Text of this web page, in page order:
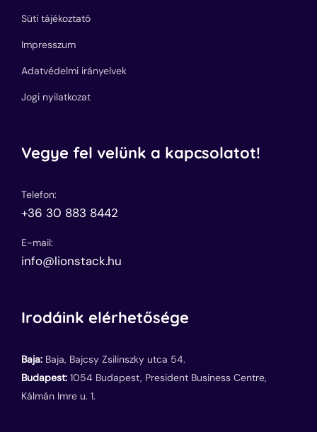
Süti tájékoztató
Impresszum
Adatvédelmi irányelvek
Jogi nyilatkozat
Vegye fel velünk a kapcsolatot!
Telefon:
+36 30 883 8442
E-mail:
info@lionstack.hu
Irodáink elérhetősége
Baja: Baja, Bajcsy Zsilinszky utca 54.
Budapest: 1054 Budapest, President Business Centre,
Kálmán Imre u. 1.